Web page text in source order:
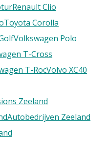
Renault Clio
Toyota Corolla
Volkswagen Polo
T-Cross
T-RocVolvo XC40
Zeeland
Autobedrijven Zeeland